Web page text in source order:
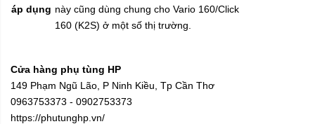
áp dụng này cũng dùng chung cho Vario 160/Click
160 (K2S) ở một số thị trường.
Cửa hàng phụ tùng HP
149 Phạm Ngũ Lão, P Ninh Kiều, Tp Cần Thơ
0963753373 - 0902753373
https://phutunghp.vn/